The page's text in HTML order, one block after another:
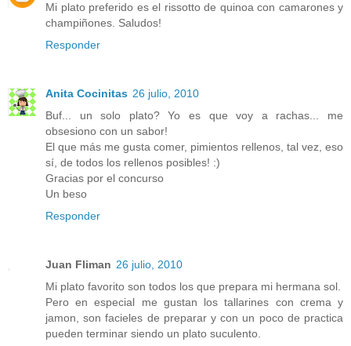
Mi plato preferido es el rissotto de quinoa con camarones y
champiñones. Saludos!
Responder
Anita Cocinitas 26 julio, 2010
Buf... un solo plato? Yo es que voy a rachas... me
obsesiono con un sabor!
El que más me gusta comer, pimientos rellenos, tal vez, eso
sí, de todos los rellenos posibles! :)
Gracias por el concurso
Un beso
Responder
Juan Fliman 26 julio, 2010
Mi plato favorito son todos los que prepara mi hermana sol.
Pero en especial me gustan los tallarines con crema y
jamon, son facieles de preparar y con un poco de practica
pueden terminar siendo un plato suculento.